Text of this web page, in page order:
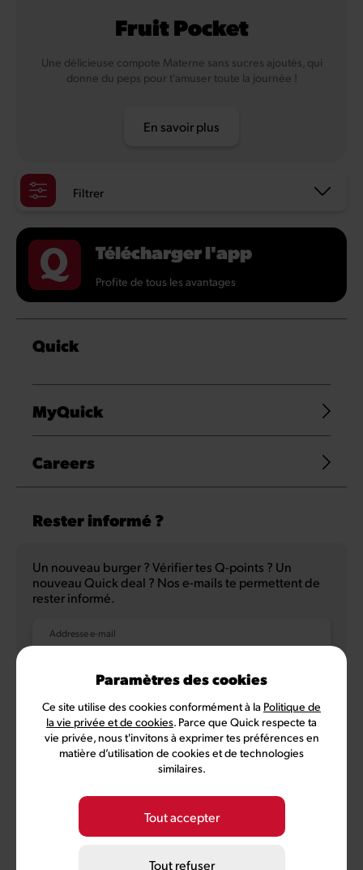
Fruit Pocket
Une délicieuse compote Materne sans sucres ajoutés, qui
donne du peps pour t'amuser toute la journée !
En savoir plus
Filtrer
Télécharger l'app
Profite de tous les avantages
Quick
MyQuick
Careers
Rester informé ?
Un nouveau burger ? Vérifier tes Q-points ? Un
nouveau Quick deal ? Nos e-mails te permettent de
rester informé.
Addresse e-mail
NL
Conditions MyQuick
Préférences des cookies
Quick, membre de Comeos et Bemora
Paramètres des cookies
Ce site utilise des cookies conformément à la Politique de
la vie privée et de cookies. Parce que Quick respecte ta
vie privée, nous t'invitons à exprimer tes préférences en
matière d’utilisation de cookies et de technologies
similaires.
Tout accepter
Tout refuser